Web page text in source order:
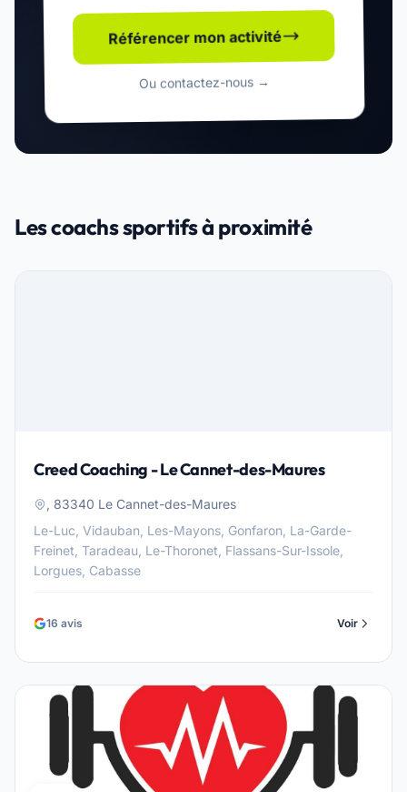
Référencer mon activité
Ou contactez-nous →
Les coachs sportifs à proximité
Creed Coaching - Le Cannet-des-Maures
, 83340 Le Cannet-des-Maures
Le-Luc, Vidauban, Les-Mayons, Gonfaron, La-Garde-
Freinet, Taradeau, Le-Thoronet, Flassans-Sur-Issole,
Lorgues, Cabasse
16 avis Voir